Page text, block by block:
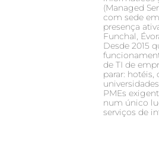
(Managed
com sede
presença
Funchal,
Desde 2015
de TI de
parar: hotéis,
PMEs
num único
serviços de